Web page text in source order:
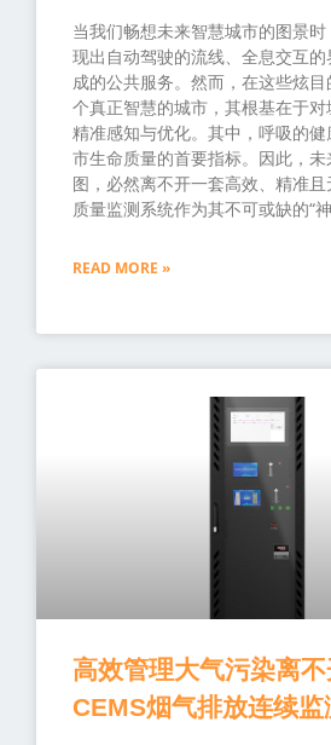
当我们畅想未来智慧城市的图景
现出自动驾驶的流线、全息交互
成的公共服务。然而，在这些炫
个真正智慧的城市，其根基在于
精准感知与优化。其中，呼吸的
市生命质量的首要指标。因此，
图，必然离不开一套高效、精准
质量监测系统作为其不可或缺的“神
READ MORE »
高效管理大气污染离
CEMS烟气排放连续监